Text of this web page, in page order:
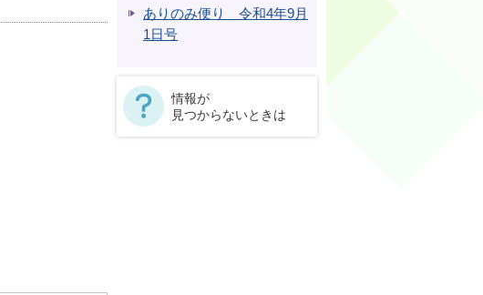
ありのみ便り 令和4年9月
1日号
情報が
見つからないときは